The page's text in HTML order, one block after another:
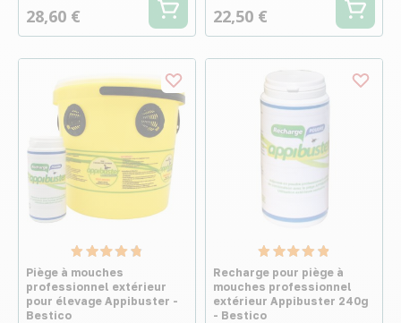
28,60 € 22,50 €
Piège à mouches
professionnel extérieur
pour élevage Appibuster -
Bestico
Recharge pour piège à
mouches professionnel
extérieur Appibuster 240g
- Bestico